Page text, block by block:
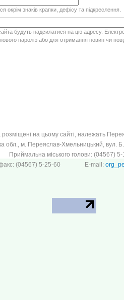
окрім знаків крапки, дефісу та підкреслення.
будуть надсилатися на цю адресу.
паролю або для отримання новин чи
на цьому сайті, належать
обл., м. Переяслав-Хмельницький, вул.
Приймальна міського голови: (04567)
(04567) 5-25-60 E-mail: